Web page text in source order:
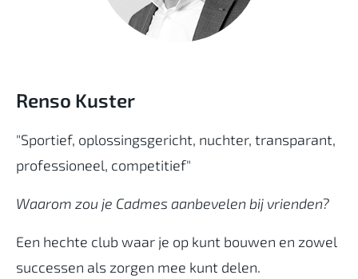
Renso Kuster
"Sportief, oplossingsgericht, nuchter, transparant,
professioneel, competitief"
Waarom zou je Cadmes aanbevelen bij vrienden?
Een hechte club waar je op kunt bouwen en zowel
successen als zorgen mee kunt delen.